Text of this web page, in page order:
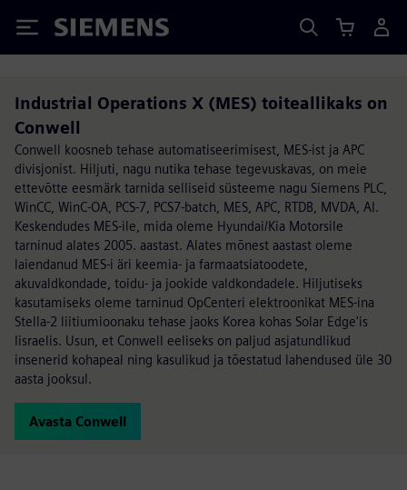
Siemens
Industrial Operations X (MES) toiteallikaks on
Conwell
Conwell koosneb tehase automatiseerimisest, MES-ist ja APC
divisjonist. Hiljuti, nagu nutika tehase tegevuskavas, on meie
ettevõtte eesmärk tarnida selliseid süsteeme nagu Siemens PLC,
WinCC, WinC-OA, PCS-7, PCS7-batch, MES, APC, RTDB, MVDA, AI.
Keskendudes MES-ile, mida oleme Hyundai/Kia Motorsile
tarninud alates 2005. aastast. Alates mõnest aastast oleme
laiendanud MES-i äri keemia- ja farmaatsiatoodete,
akuvaldkondade, toidu- ja jookide valdkondadele. Hiljutiseks
kasutamiseks oleme tarninud OpCenteri elektroonikat MES-ina
Stella-2 liitiumioonaku tehase jaoks Korea kohas Solar Edge'is
Iisraelis. Usun, et Conwell eeliseks on paljud asjatundlikud
insenerid kohapeal ning kasulikud ja tõestatud lahendused üle 30
aasta jooksul.
Avasta Conwell